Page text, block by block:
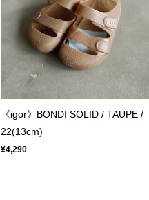
《igor》BONDI SOLID / TAUPE /
22(13cm)
¥4,290